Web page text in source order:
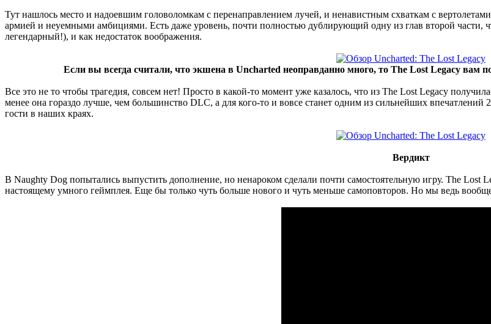
Тут нашлось место и надоевшим головоломкам с перенаправлением лучей, и ненавистным схваткам с
армией и неуемными амбициями. Есть даже уровень, почти полностью дублирующий одну из глав второй части,
легендарный!), и как недостаток воображения.
Если вы всегда считали, что экшена в Uncharted неоправданно много, то The Lost Legacy вам
Все это не то чтобы трагедия, совсем нет! Просто в какой-то момент уже казалось, что из The Lost Legacy
менее она гораздо лучше, чем большинство DLC, а для кого-то и вовсе станет одним из сильнейших
гости в наших краях.
Вердикт
В Naughty Dog попытались выпустить дополнение, но ненароком сделали почти самостоятельную игру. The
настоящему умного геймплея. Еще бы только чуть больше нового и чуть меньше самоповторов. Но мы ведь